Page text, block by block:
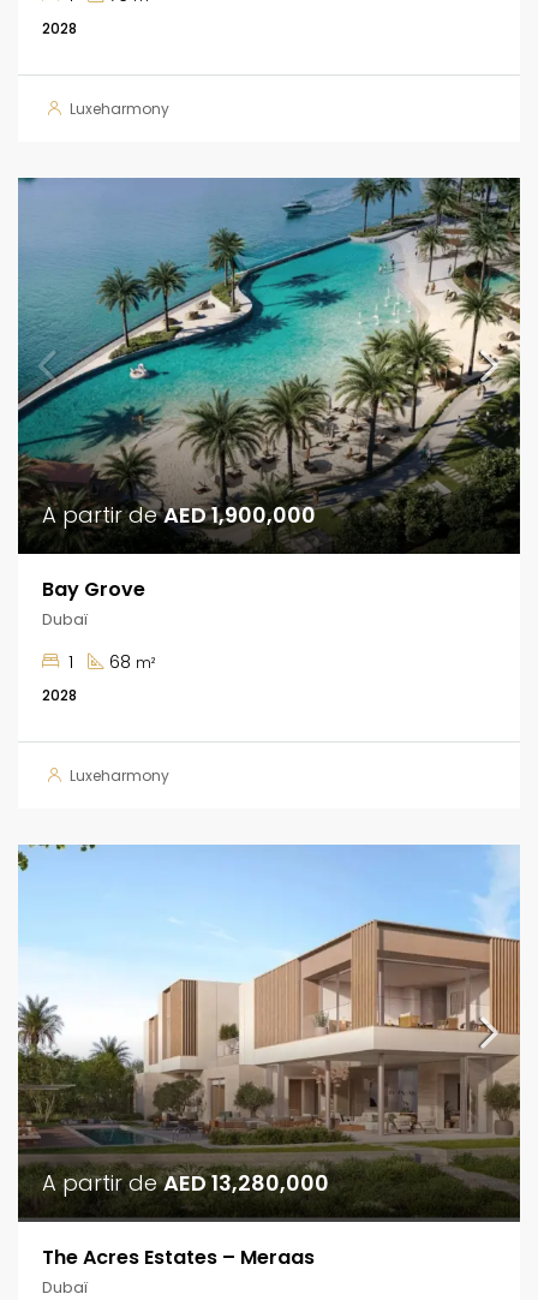
2028
Luxeharmony
A partir deAED 1,900,000
Bay Grove
Dubaï
1 68 m²
2028
Luxeharmony
A partir deAED 13,280,000
The Acres Estates – Meraas
Dubaï